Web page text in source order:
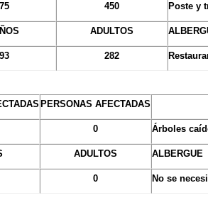
75 450 Poste y
ADULTOS
93 282
PERSONAS AFECTADAS
0 Árboles
ADULTOS ALBERGUE
0 No se